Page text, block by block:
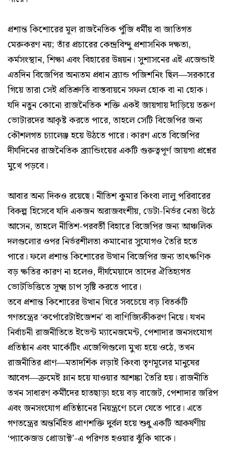
প্রশান্ত কিশোরের মূল রাজনৈতিক পুঁজি ধর্মীয় বা জাতিগত
মেরুকরণ নয়; তাঁর প্রচারের কেন্দ্রবিন্দু প্রশাসনিক দক্ষতা,
কর্মসংস্থান, শিক্ষা এবং বিহারের উন্নয়ন। সুশাসনের এই এজেন্ডাই
এতদিন বিজেপির অন্যতম প্রধান ব্র্যান্ড পজিশনিং ছিল—সরকারে
গিয়ে তারা সেই প্রতিশ্রুতি বাস্তবায়নে সফল হোক বা না হোক।
যদি নতুন কোনো রাজনৈতিক শক্তি একই জায়গায় দাঁড়িয়ে তরুণ
ভোটারদের আকৃষ্ট করতে পারে, তাহলে সেটি বিজেপির জন্য
কৌশলগত চ্যালেঞ্জ হয়ে উঠতে পারে। কারণ এতে বিজেপির
দীর্ঘদিনের রাজনৈতিক ব্র্যান্ডিংয়ের একটি গুরুত্বপূর্ণ জায়গা প্রশ্নের
মুখে পড়বে।
আবার অন্য দিকও রয়েছে। নীতিশ কুমার কিংবা লালু পরিবারের
বিকল্প হিসেবে যদি একজন অরাজবংশীয়, ডেটা-নির্ভর নেতা উঠে
আসেন, তাহলে নীতিশ-পরবর্তী বিহারে বিজেপির জন্য আঞ্চলিক
দলগুলোর ওপর নির্ভরশীলতা কমানোর সুযোগও তৈরি হতে
পারে। ফলে প্রশান্ত কিশোরের উত্থান বিজেপির জন্য তাৎক্ষণিক
বড় ক্ষতির কারণ না হলেও, দীর্ঘমেয়াদে তাদের ঐতিহ্যগত
ভোটভিত্তিতে সূক্ষ্ম চাপ সৃষ্টি করতে পারে।
তবে প্রশান্ত কিশোরের উত্থান ঘিরে সবচেয়ে বড় বিতর্কটি
গণতন্ত্রের ‘কর্পোরেটাইজেশন’ বা বাণিজ্যিকীকরণ নিয়ে। যখন
নির্বাচনী রাজনীতিতে ইভেন্ট ম্যানেজমেন্ট, পেশাদার জনসংযোগ
প্রতিষ্ঠান এবং মার্কেটিং এজেন্সিগুলো মুখ্য হয়ে ওঠে, তখন
রাজনীতির প্রাণ—মতাদর্শিক লড়াই কিংবা তৃণমূলের মানুষের
আবেগ—ক্রমেই ম্লান হয়ে যাওয়ার আশঙ্কা তৈরি হয়। রাজনীতি
তখন সাধারণ কর্মীদের হাতছাড়া হয়ে বড় বাজেট, পেশাদার জরিপ
এবং জনসংযোগ প্রতিষ্ঠানের নিয়ন্ত্রণে চলে যেতে পারে। এতে
গণতন্ত্রের অন্তর্নিহিত প্রাণশক্তি দুর্বল হয়ে শুধু একটি আকর্ষণীয়
‘প্যাকেজড প্রোডাক্ট’-এ পরিণত হওয়ার ঝুঁকি থাকে।